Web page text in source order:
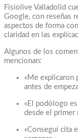
Fisiolive Valladolid
Google, con reseñas
aspectos de forma
claridad en las
Algunos de los
mencionan:
«Me explicaron
antes de
«El podólogo
desde el primer
«Conseguí cita